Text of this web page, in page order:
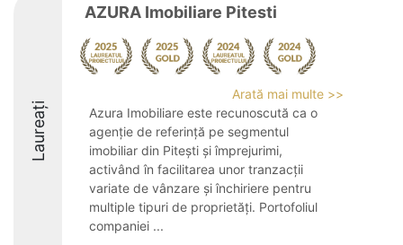
Laureați
AZURA Imobiliare Pitesti
Arată mai multe >>
Azura Imobiliare este recunoscută ca o
agenție de referință pe segmentul
imobiliar din Pitești și împrejurimi,
activând în facilitarea unor tranzacții
variate de vânzare și închiriere pentru
multiple tipuri de proprietăți. Portofoliul
companiei ...